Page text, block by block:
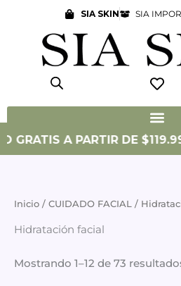
contenido
SIA SKIN SIA
A PARTIR DE
Inicio / CUIDADO FACIAL /
Hidratación facial
Mostrando 1–12 de 73